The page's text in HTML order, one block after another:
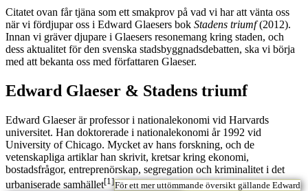
Citatet ovan får tjäna som ett smakprov på vad vi har att vänta oss
när vi fördjupar oss i Edward Glaesers bok Stadens triumf(2012).
Innan vi gräver djupare i Glaesers resonemang kring staden, och
dess aktualitet för den svenska stadsbyggnadsdebatten, ska vi börja
med att bekanta oss med författaren Glaeser.
Edward Glaeser & Stadens triumf
Edward Glaeser är professor i nationalekonomi vid Harvards
universitet. Han doktorerade i nationalekonomi år 1992 vid
University of Chicago. Mycket av hans forskning, och de
vetenskapliga artiklar han skrivit, kretsar kring ekonomi,
bostadsfrågor, entreprenörskap, segregation och kriminalitet i det
urbaniserade samhället[1]För ett mer uttömmande översikt gällande Edward